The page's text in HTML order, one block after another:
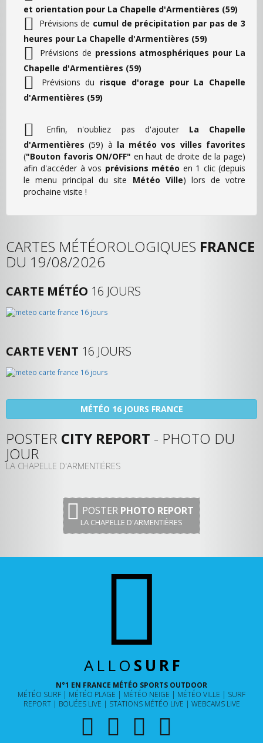
et orientation pour La Chapelle d'Armentières (59)
Prévisions de cumul de précipitation par pas de 3
heures pour La Chapelle d'Armentières (59)
Prévisions de pressions atmosphériques pour La
Chapelle d'Armentières (59)
Prévisions du risque d'orage pour La Chapelle
d'Armentières (59)
Enfin, n'oubliez pas d'ajouter La Chapelle
d'Armentières (59) à la météo vos villes favorites
("Bouton favoris ON/OFF" en haut de droite de la page)
afin d'accéder à vos prévisions météo en 1 clic (depuis
le menu principal du site Météo Ville) lors de votre
prochaine visite !
CARTES MÉTÉOROLOGIQUES FRANCE
DU 19/08/2026
CARTE MÉTÉO 16 JOURS
CARTE VENT 16 JOURS
MÉTÉO 16 JOURS FRANCE
POSTER CITY REPORT - PHOTO DU
JOUR
LA CHAPELLE D'ARMENTIÈRES
POSTER PHOTO REPORT
LA CHAPELLE D'ARMENTIÈRES
ALLO SURF
N°1 EN FRANCE MÉTÉO SPORTS OUTDOOR
MÉTÉO SURF
MÉTÉO PLAGE MÉTÉO NEIGE MÉTÉO VILLE
SURF
REPORT
BOUÉES LIVE STATIONS MÉTÉO LIVE WEBCAMS LIVE